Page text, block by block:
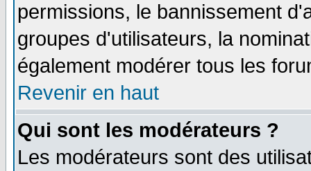
permissions, le bannissement
groupes d'utilisateurs, la
également modérer tous les
Revenir en haut
Qui sont les modérateurs ?
Les modérateurs sont des